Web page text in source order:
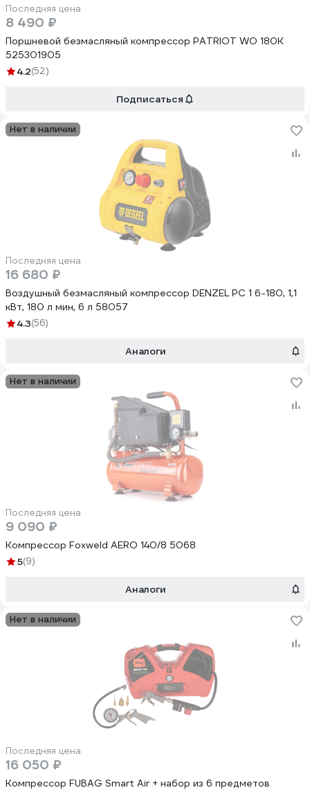
Последняя цена
8 490 ₽
Поршневой безмасляный компрессор PATRIOT WO 180K
525301905
4.2(52)
Подписаться
Нет в наличии
Последняя цена
16 680 ₽
Воздушный безмасляный компрессор DENZEL РС 1 6-180, 1,1
кВт, 180 л мин, 6 л 58057
4.3(56)
Аналоги
Нет в наличии
Последняя цена
9 090 ₽
Компрессор Foxweld AERO 140/8 5068
5(9)
Аналоги
Нет в наличии
Последняя цена
16 050 ₽
Компрессор FUBAG Smart Air + набор из 6 предметов